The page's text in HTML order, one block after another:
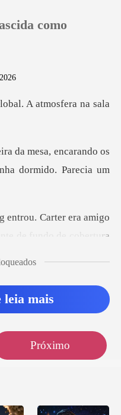
como
A atmosfera na sa
, encarando os
er era amigo
leia mais
Próximo